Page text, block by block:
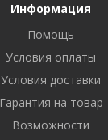
Информация
Помощь
Условия оплаты
Условия доставки
Гарантия на товар
Возможности